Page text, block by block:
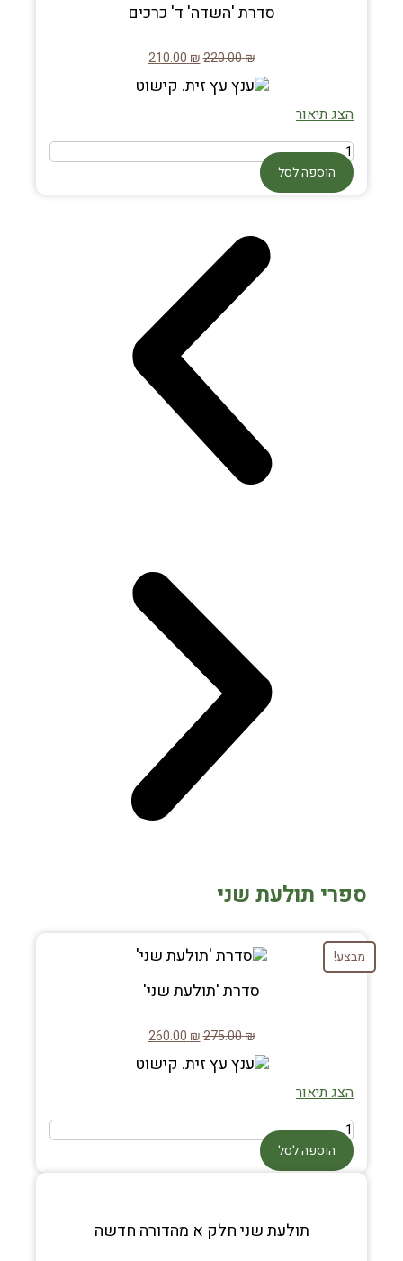
סדרת 'השדה' ד' כרכים
₪
220.00
₪
הצג תיאור
הוספה לסל
ספרי תולעת שני
מבצע!
סדרת 'תולעת שני'
₪
275.00
₪
הצג תיאור
הוספה לסל
תולעת שני חלק א מהדורה חדשה